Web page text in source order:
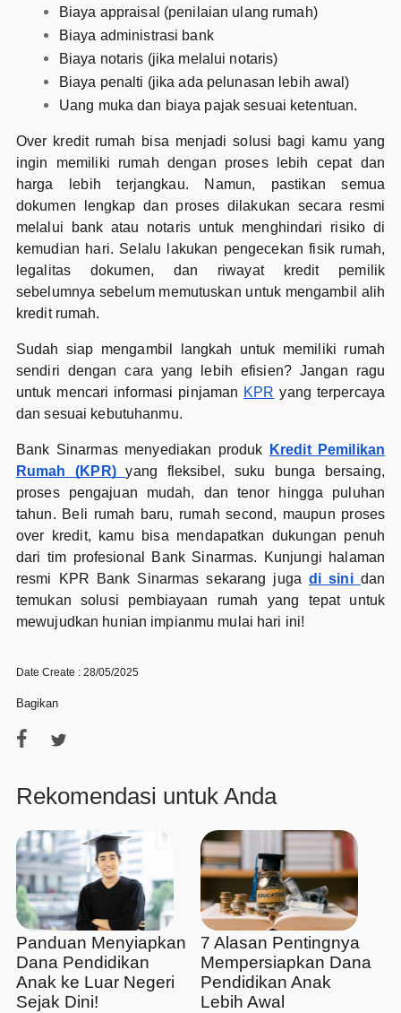
Biaya appraisal (penilaian ulang rumah)
Biaya administrasi bank
Biaya notaris (jika melalui notaris)
Biaya penalti (jika ada pelunasan lebih awal)
Uang muka dan biaya pajak sesuai ketentuan.
Over kredit rumah bisa menjadi solusi bagi kamu yang
ingin memiliki rumah dengan proses lebih cepat dan
harga lebih terjangkau. Namun, pastikan semua
dokumen lengkap dan proses dilakukan secara resmi
melalui bank atau notaris untuk menghindari risiko di
kemudian hari. Selalu lakukan pengecekan fisik rumah,
legalitas dokumen, dan riwayat kredit pemilik
sebelumnya sebelum memutuskan untuk mengambil alih
kredit rumah.
Sudah siap mengambil langkah untuk memiliki rumah
sendiri dengan cara yang lebih efisien? Jangan ragu
untuk mencari informasi pinjaman KPR yang terpercaya
dan sesuai kebutuhanmu.
Bank Sinarmas menyediakan produk
Kredit Pemilikan
Rumah (KPR)yang fleksibel, suku bunga bersaing,
proses pengajuan mudah, dan tenor hingga puluhan
tahun. Beli rumah baru, rumah second, maupun proses
over kredit, kamu bisa mendapatkan dukungan penuh
dari tim profesional Bank Sinarmas. Kunjungi halaman
resmi KPR Bank Sinarmas sekarang juga di sini dan
temukan solusi pembiayaan rumah yang tepat untuk
mewujudkan hunian impianmu mulai hari ini!
Date Create : 28/05/2025
Bagikan
Rekomendasi untuk Anda
Panduan Menyiapkan
Dana Pendidikan
Anak ke Luar Negeri
Sejak Dini!
7 Alasan Pentingnya
Mempersiapkan Dana
Pendidikan Anak
Lebih Awal